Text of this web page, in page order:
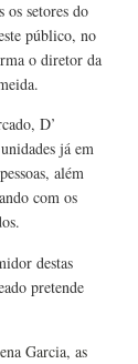
os setores do
público, no
o diretor da
D’
já em
além
com os
destas
pretende
Garcia, as